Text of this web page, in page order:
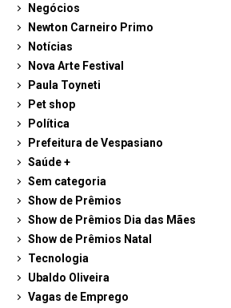
Negócios
Newton Carneiro Primo
Notícias
Nova Arte Festival
Paula Toyneti
Pet shop
Política
Prefeitura de Vespasiano
Saúde +
Sem categoria
Show de Prêmios
Show de Prêmios Dia das Mães
Show de Prêmios Natal
Tecnologia
Ubaldo Oliveira
Vagas de Emprego